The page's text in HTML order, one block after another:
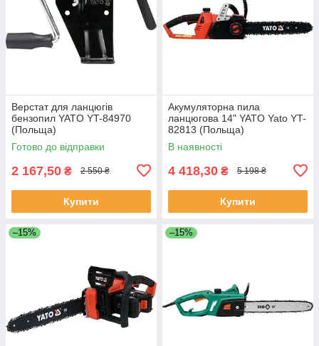
Верстат для ланцюгів
бензопил YATO YT-84970
(Польща)
Готово до відправки
2 167,50 ₴ 2 550 ₴
Купити
Акумуляторна пила
ланцюгова 14" YATO Yato YT-
82813 (Польща)
В наявності
4 418,30 ₴ 5 198 ₴
Купити
–15% –15%